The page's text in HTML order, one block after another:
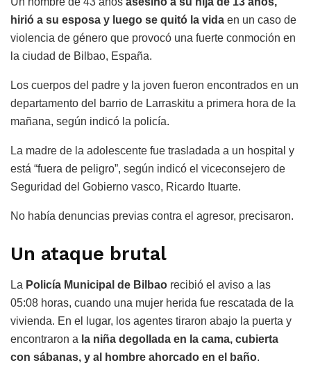
hirió a su esposa y luego se quitó la vida en un caso de
violencia de género que provocó una fuerte conmoción en
la ciudad de Bilbao, España.
Los cuerpos del padre y la joven fueron encontrados en un
departamento del barrio de Larraskitu a primera hora de la
mañana, según indicó la policía.
La madre de la adolescente fue trasladada a un hospital y
está “fuera de peligro”, según indicó el viceconsejero de
Seguridad del Gobierno vasco, Ricardo Ituarte.
No había denuncias previas contra el agresor, precisaron.
Un ataque brutal
La Policía Municipal de Bilbao recibió el aviso a las
05:08 horas, cuando una mujer herida fue rescatada de la
vivienda. En el lugar, los agentes tiraron abajo la puerta y
encontraron a la niña degollada en la cama, cubierta
con sábanas, y al hombre ahorcado en el baño.